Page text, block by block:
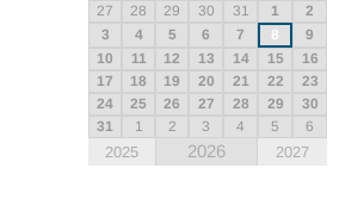
27
28 29 30 31 1
2
3
4 5 6 7 8
9
10
11 12 13 14 15
16
17
18 19 20 21 22
23
24
25 26 27 28 29
30
31
1 2 3 4 5 6
2025 2026 2027